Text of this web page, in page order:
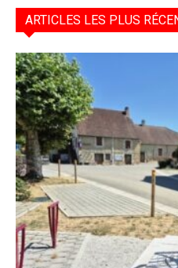
ARTICLES LES PLUS